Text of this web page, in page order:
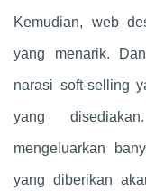
Kemudian, web
yang menarik.
narasi soft-selling
yang
mengeluarkan
yang diberikan